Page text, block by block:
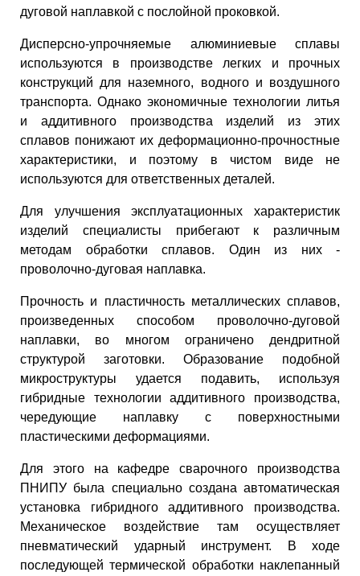
дуговой наплавкой с послойной проковкой.
Дисперсно-упрочняемые алюминиевые сплавы
используются в производстве легких и прочных
конструкций для наземного, водного и воздушного
транспорта. Однако экономичные технологии литья
и аддитивного производства изделий из этих
сплавов понижают их деформационно-прочностные
характеристики, и поэтому в чистом виде не
используются для ответственных деталей.
Для улучшения эксплуатационных характеристик
изделий специалисты прибегают к различным
методам обработки сплавов. Один из них -
проволочно-дуговая наплавка.
Прочность и пластичность металлических сплавов,
произведенных способом проволочно-дуговой
наплавки, во многом ограничено дендритной
структурой заготовки. Образование подобной
микроструктуры удается подавить, используя
гибридные технологии аддитивного производства,
чередующие наплавку с поверхностными
пластическими деформациями.
Для этого на кафедре сварочного производства
ПНИПУ была специально создана автоматическая
установка гибридного аддитивного производства.
Механическое воздействие там осуществляет
пневматический ударный инструмент. В ходе
последующей термической обработки наклепанный